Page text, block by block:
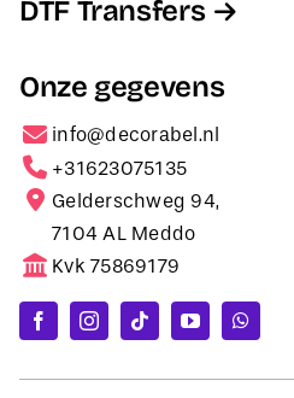
DTF Transfers
Onze gegevens
info@decorabel.nl
+31623075135
Gelderschweg 94,
7104 AL Meddo
Kvk 75869179